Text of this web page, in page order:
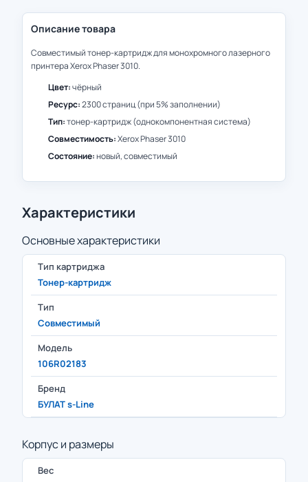
Описание товара
Совместимый тонер-картридж для монохромного лазерного
принтера Xerox Phaser 3010.
Цвет:чёрный
Ресурс:2300 страниц (при 5% заполнении)
Тип:тонер-картридж (однокомпонентная система)
Совместимость:Xerox Phaser 3010
Состояние:новый, совместимый
Характеристики
Основные характеристики
Тип картриджа
Тонер-картридж
Тип
Совместимый
Модель
106R02183
Бренд
БУЛАТ s-Line
Корпус и размеры
Вес